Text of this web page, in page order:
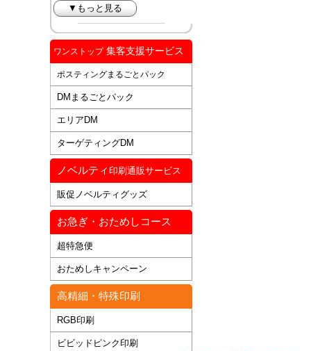
▼もっと見る
ワンストップ集客支援サービス
ポスティングまるごとパック
DMまるごとパック
エリアDM
ターゲティングDM
ノベルティ 印刷通販サービス
販促ノベルティグッズ
お急ぎ・おためしコース
超特急便
おためしキャンペーン
高精細・特殊印刷
RGB印刷
ビビッドピンク印刷